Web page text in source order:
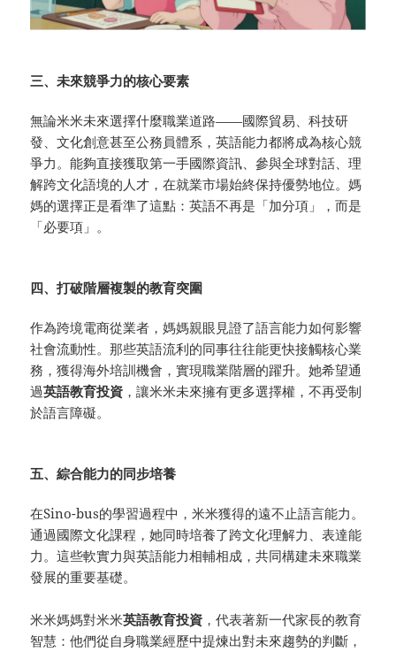
三、未來競爭力的核心要素
無論米米未來選擇什麼職業道路——國際貿易、科技研
發、文化創意甚至公務員體系，英語能力都將成為核心競
爭力。能夠直接獲取第一手國際資訊、參與全球對話、理
解跨文化語境的人才，在就業市場始終保持優勢地位。媽
媽的選擇正是看準了這點：英語不再是「加分項」，而是
「必要項」。
四、打破階層複製的教育突圍
作為跨境電商從業者，媽媽親眼見證了語言能力如何影響
社會流動性。那些英語流利的同事往往能更快接觸核心業
務，獲得海外培訓機會，實現職業階層的躍升。她希望通
過英語教育投資 ，讓米米未來擁有更多選擇權，不再受制
於語言障礙。
五、綜合能力的同步培養
在Sino-bus的學習過程中，米米獲得的遠不止語言能力。
通過國際文化課程，她同時培養了跨文化理解力、表達能
力。這些軟實力與英語能力相輔相成，共同構建未來職業
發展的重要基礎。
米米媽媽對米米英語教育投資 ，代表著新一代家長的教育
智慧：他們從自身職業經歷中提煉出對未來趨勢的判斷，